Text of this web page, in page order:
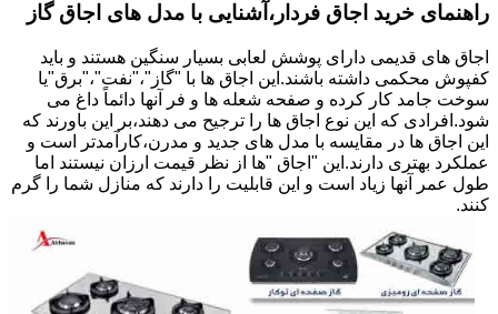
راهنمای خرید اجاق فردار،آشنایی با مدل های اجاق گاز
اجاق های قدیمی دارای پوشش لعابی بسیار سنگین هستند و باید
کفپوش محکمی داشته باشند.این اجاق ها با "گاز"،"نفت"،"برق"یا
سوخت جامد کار کرده و صفحه شعله ها و فر آنها دائماً داغ می
شود.افرادی که این نوع اجاق ها را ترجیح می دهند،بر این باورند که
این اجاق ها در مقایسه با مدل های جدید و مدرن،کارآمدتر است و
عملکرد بهتری دارند.این "اجاق "ها از نظر قیمت ارزان نیستند اما
طول عمر آنها زیاد است و این قابلیت را دارند که منازل شما را گرم
کنند.